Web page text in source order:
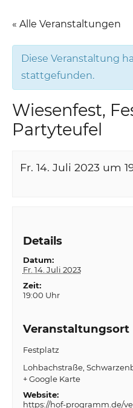
« Alle Veranstaltungen
Diese Veranstaltung
stattgefunden.
Wiesenfest,
Partyteufel
Fr. 14. Juli 2023 um
Details
Datum:
Fr. 14. Juli 2023
Zeit:
19:00 Uhr
Veranstaltungsort
Festplatz
Lohbachstraße
+ Google Karte
Website:
https://hof-programm.de/